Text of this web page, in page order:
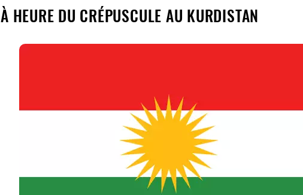
HEURE DU CRÉPUSCULE AU KURDISTAN